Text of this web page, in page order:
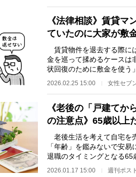
《法律相談》賃貸マ
ていたのに大家が
賃貸物件を退去する際に
金を巡って揉めるケースは
状回復のために敷金を使う
もあるだろう。この…
2026.02.25 15:00 女性セブ
《老後の「戸建てか
の注意点》65歳以上
老後生活を考えて自宅を
「年齢」を鑑みないで安
退職のタイミングとなる65
落とし穴が潜んでいる…
2026.01.17 15:00 週刊ポスト